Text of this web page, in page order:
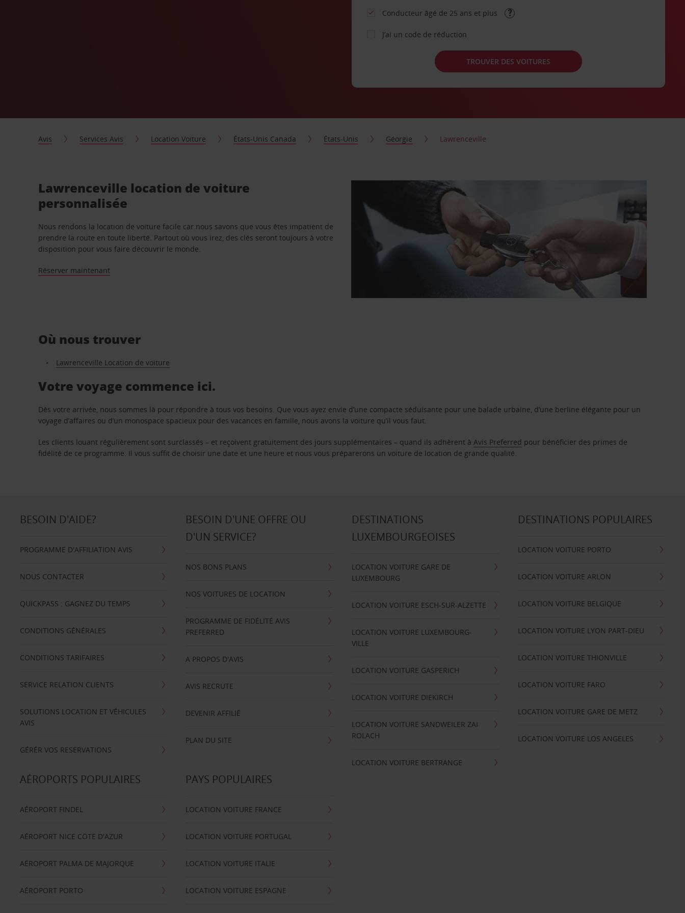
Conducteur âgé de 25 ans et plus
J’ai un code de réduction
TROUVER DES VOITURES
Avis Services Avis Location Voiture États-Unis Canada États-Unis Géorgie Lawrenceville
Lawrenceville location de voiture
personnalisée
Nous rendons la location de voiture facile car nous savons que vous êtes impatient de
prendre la route en toute liberté. Partout où vous irez, des clés seront toujours à votre
disposition pour vous faire découvrir le monde.
Réserver maintenant
Où nous trouver
Lawrenceville Location de voiture
Votre voyage commence ici.
Dès votre arrivée, nous sommes là pour répondre à tous vos besoins. Que vous ayez envie d’une compacte séduisante pour une balade urbaine, d’une berline élégante pour un
voyage d’affaires ou d’un monospace spacieux pour des vacances en famille, nous avons la voiture qu’il vous faut.
Les clients louant régulièrement sont surclassés – et reçoivent gratuitement des jours supplémentaires – quand ils adhèrent àAvis Preferred pour bénéficier des primes de
fidélité de ce programme. Il vous suffit de choisir une date et une heure et nous vous préparerons un voiture de location de grande qualité.
BESOIN D'AIDE?
PROGRAMME D'AFFILIATION AVIS
NOUS CONTACTER
QUICKPASS : GAGNEZ DU TEMPS
CONDITIONS GÉNÉRALES
CONDITIONS TARIFAIRES
SERVICE RELATION CLIENTS
SOLUTIONS LOCATION ET VÉHICULES
AVIS
GÉRÉR VOS RESERVATIONS
BESOIN D'UNE OFFRE OU
D'UN SERVICE?
NOS BONS PLANS
NOS VOITURES DE LOCATION
PROGRAMME DE FIDÉLITÉ AVIS
PREFERRED
A PROPOS D'AVIS
AVIS RECRUTE
DEVENIR AFFILIÉ
PLAN DU SITE
DESTINATIONS
LUXEMBOURGEOISES
LOCATION VOITURE GARE DE
LUXEMBOURG
LOCATION VOITURE ESCH-SUR-ALZETTE
LOCATION VOITURE LUXEMBOURG-
VILLE
LOCATION VOITURE GASPERICH
LOCATION VOITURE DIEKIRCH
LOCATION VOITURE SANDWEILER ZAI
ROLACH
LOCATION VOITURE BERTRANGE
DESTINATIONS POPULAIRES
LOCATION VOITURE PORTO
LOCATION VOITURE ARLON
LOCATION VOITURE BELGIQUE
LOCATION VOITURE LYON PART-DIEU
LOCATION VOITURE THIONVILLE
LOCATION VOITURE FARO
LOCATION VOITURE GARE DE METZ
LOCATION VOITURE LOS ANGELES
AÉROPORTS POPULAIRES
AÉROPORT FINDEL
AÉROPORT NICE CÖTE D'AZUR
AÉROPORT PALMA DE MAJORQUE
AÉROPORT PORTO
PAYS POPULAIRES
LOCATION VOITURE FRANCE
LOCATION VOITURE PORTUGAL
LOCATION VOITURE ITALIE
LOCATION VOITURE ESPAGNE